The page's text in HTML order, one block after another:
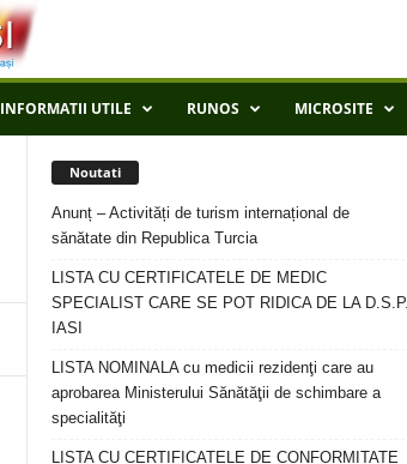
INFORMATII UTILE RUNOS MICROSITE
Noutati
Anunț – Activități de turism internațional de
sănătate din Republica Turcia
LISTA CU CERTIFICATELE DE MEDIC
SPECIALIST CARE SE POT RIDICA DE LA D.S.P.
IASI
LISTA NOMINALA cu medicii rezidenţi care au
aprobarea Ministerului Sănătăţii de schimbare a
specialităţi
LISTA CU CERTIFICATELE DE CONFORMITATE